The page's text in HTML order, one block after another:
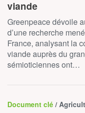
viande
Greenpeace dévoile
d’une recherche
France, analysant la
viande auprès du
sémioticiennes ont…
Document clé /